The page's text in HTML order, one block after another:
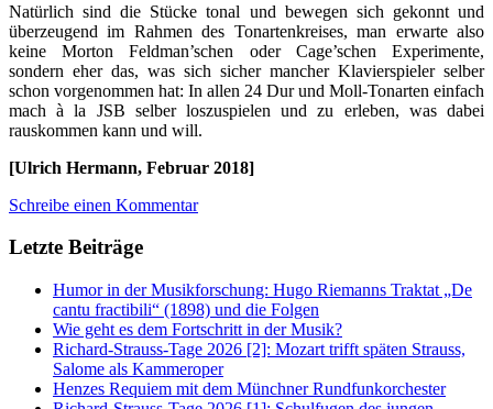
Natürlich sind die Stücke tonal und bewegen sich gekonnt und
überzeugend im Rahmen des Tonartenkreises, man erwarte also
keine Morton Feldman’schen oder Cage’schen Experimente,
sondern eher das, was sich sicher mancher Klavierspieler selber
schon vorgenommen hat: In allen 24 Dur und Moll-Tonarten einfach
mach à la JSB selber loszuspielen und zu erleben, was dabei
rauskommen kann und will.
[Ulrich Hermann, Februar 2018]
Schreibe einen Kommentar
Letzte Beiträge
Humor in der Musikforschung: Hugo Riemanns Traktat „De
cantu fractibili“ (1898) und die Folgen
Wie geht es dem Fortschritt in der Musik?
Richard-Strauss-Tage 2026 [2]: Mozart trifft späten Strauss,
Salome als Kammeroper
Henzes Requiem mit dem Münchner Rundfunkorchester